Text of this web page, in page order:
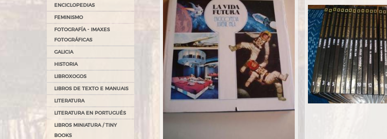
ENCICLOPEDIAS
FEMINISMO
FOTOGRAFÍA - IMAXES
FOTOGRÁFICAS
GALICIA
HISTORIA
LIBROXOGOS
LIBROS DE TEXTO E MANUAIS
LITERATURA
LITERATURA EN PORTUGUÉS
LIBROS MINIATURA / TINY
BOOKS